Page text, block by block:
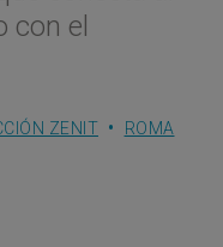
con el
ZENIT ROMA